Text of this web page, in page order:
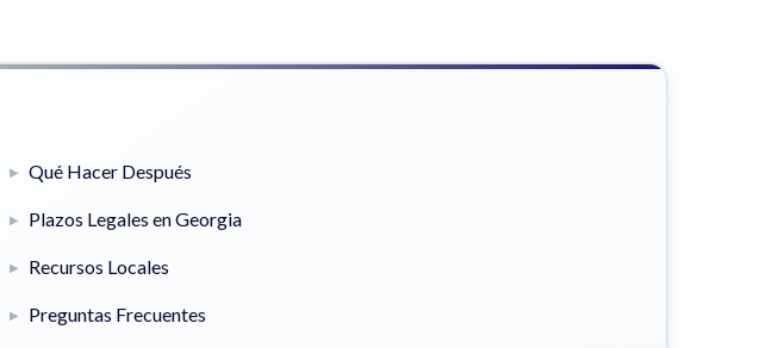
Qué Hacer Después
Plazos Legales en Georgia
Recursos Locales
Preguntas Frecuentes